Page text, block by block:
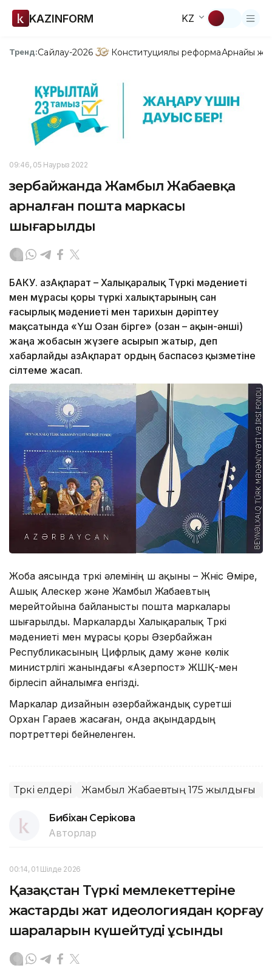
KAZINFORM KZ
Тренд:Сайлау-2026 Конституциялық реформаАрнайы
09:46, 05 Наурыз 2022
Әзербайжанда Жамбыл Жабаевқа
арналған пошта маркасы
шығарылды
БАКУ. ҚазАқпарат – Халықаралық Түркі мәдениеті
мен мұрасы қоры түркі халықтарының сан
ғасырлық мәдениеті мен тарихын дәріптеу
мақсатында «Үш Озан бірге» (озан – ақын-әнші)
жаңа жобасын жүзеге асырып жатыр, деп
хабарлайды ҚазАқпарат Қордың баспасөз қызметіне
сілтеме жасап.
Жоба аясында түркі әлемінің үш ақыны – Жүніс Әміре,
Ашық Алескер және Жамбыл Жабаевтың
мерейтойына байланысты пошта маркалары
шығарылды. Маркаларды Халықаралық Түркі
мәдениеті мен мұрасы қоры Әзербайжан
Республикасының Цифрлық даму және көлік
министрлігі жанындағы «Азерпост» ЖШҚ-мен
бірлесіп айналымға енгізді.
Маркалар дизайнын әзербайжандық суретші
Орхан Гараев жасаған, онда ақындардың
портреттері бейнеленген.
Түркі елдері Жамбыл Жабаевтың 175 жылдығы
Бибіхан Серікова
Авторлар
00:14, 01 Шілде 2026
Қазақстан Түркі мемлекеттеріне
жастарды жат идеологиядан қорғау
шараларын күшейтуді ұсынды